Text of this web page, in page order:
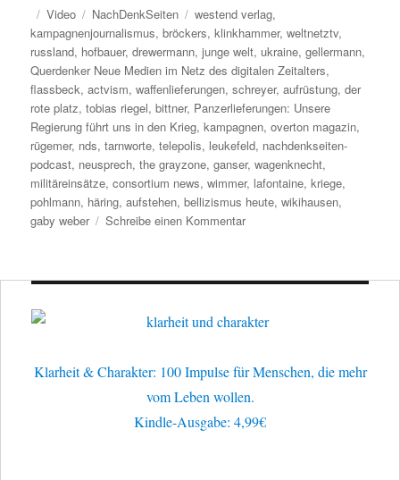
e
b
o
o
k
t
t
e
r
i
l
e
g
r
a
m
t
s
A
p
p
Veröffentlicht
am
Format
Video Kategorien
NachDenkSeiten Schlagwörter
westend verlag,
kampagnenjournalismus,bröckers,klinkhammer,weltnetztv,
russland, hofbauer,drewermann,junge welt, ukraine,gellermann,
Querdenker Neue Medien im Netz des digitalen Zeitalters,
flassbeck,actvism,waffenlieferungen,schreyer,aufrüstung,der
rote platz,tobias riegel,bittner, Panzerlieferungen: Unsere
Regierung führt uns in den Krieg,kampagnen,overton magazin,
rügemer, nds,tarnworte,telepolis, leukefeld, nachdenkseiten-
podcast, neusprech,the grayzone,ganser,wagenknecht,
militäreinsätze,consortium news,wimmer, lafontaine,kriege,
pohlmann, häring,aufstehen,bellizismus heute,wikihausen,
gaby weber
Schreibe einen Kommentarzu
Regierung
uns
in
Krieg
Klarheit & Charakter: 100 Impulse für Menschen, die mehr
vom Leben wollen.
Kindle-Ausgabe: 4,99€